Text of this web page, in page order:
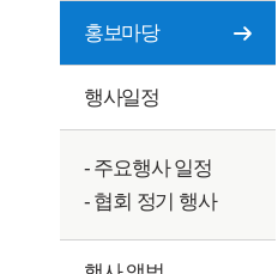
홍보마당
행사일정
- 주요행사 일정
- 협회 정기 행사